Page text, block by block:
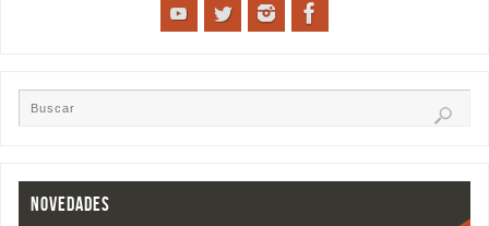
NOVEDADES